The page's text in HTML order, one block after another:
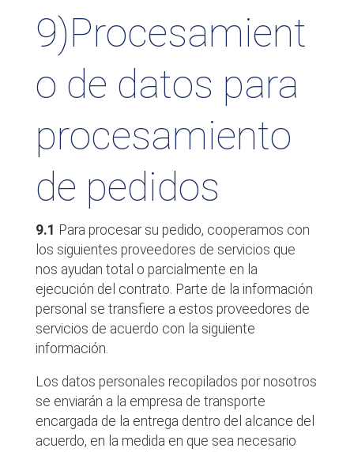
9)Procesamient
o de datos para
procesamiento
de pedidos
9.1 Para procesar su pedido, cooperamos con
los siguientes proveedores de servicios que
nos ayudan total o parcialmente en la
ejecución del contrato. Parte de la información
personal se transfiere a estos proveedores de
servicios de acuerdo con la siguiente
información.
Los datos personales recopilados por nosotros
se enviarán a la empresa de transporte
encargada de la entrega dentro del alcance del
acuerdo, en la medida en que sea necesario